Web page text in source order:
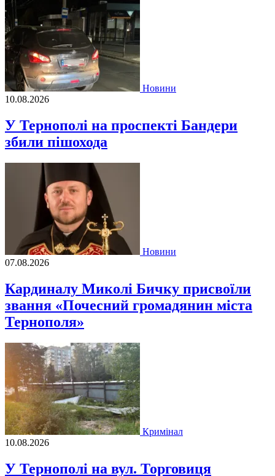
Новини
10.08.2026
У Тернополі на проспекті Бандери
збили пішохода
Новини
07.08.2026
Кардиналу Миколі Бичку присвоїли
звання «Почесний громадянин міста
Тернополя»
Кримінал
10.08.2026
У Тернополі на вул. Торговиця